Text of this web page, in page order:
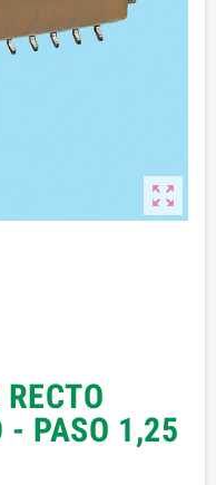

- PASO 1,25